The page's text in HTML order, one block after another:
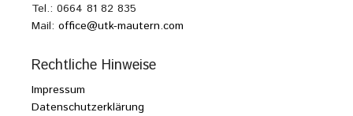
Tel.: 0664 81 82 835
Mail: office@utk-mautern.com
Rechtliche Hinweise
Impressum
Datenschutzerklärung